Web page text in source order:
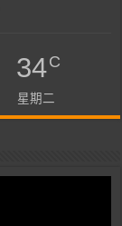
34C
星期二